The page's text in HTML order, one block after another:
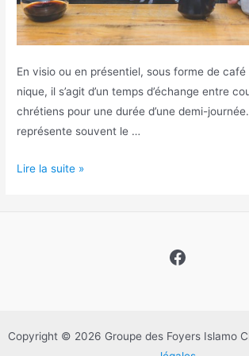
En visio ou en présentiel, sous forme de
nique, il s’agit d’un temps d’échange entre
chrétiens pour une durée d’une demi-
représente souvent le …
Cafés
Lire la suite »
Facebook
Copyright © 2026 Groupe des Foyers Islamo